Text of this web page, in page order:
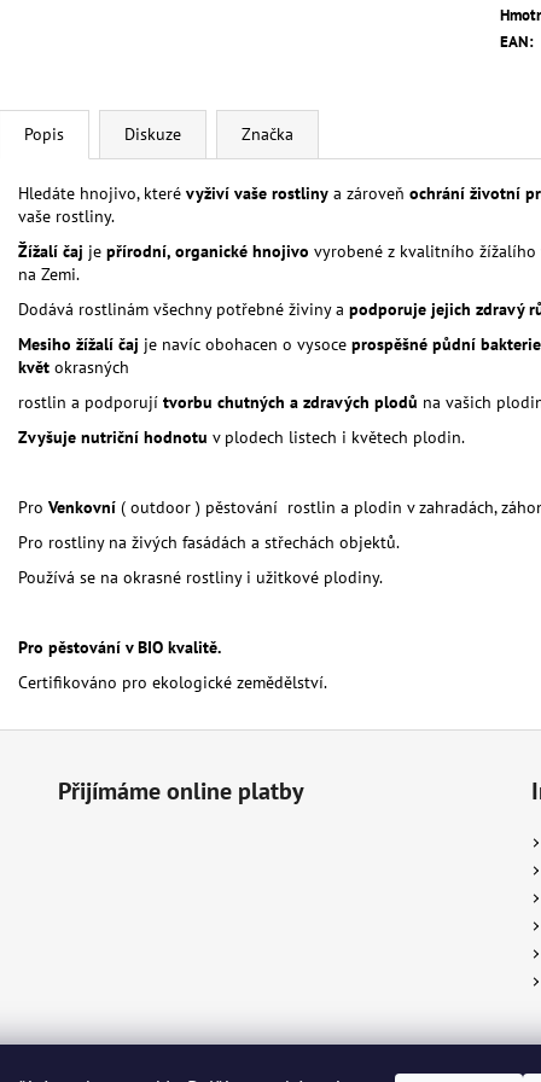
EAN:
Popis Diskuze Značka
Hledáte hnojivo, které vyživí vaše rostliny a zároveň ochrání životní
vaše rostliny.
Žížalí čaj je přírodní, organické hnojivo vyrobené z kvalitního
na Zemi.
Dodává rostlinám všechny potřebné živiny a podporuje jejich zdravý
Mesiho žížalí čaj je navíc obohacen o vysoce prospěšné půdní
květ okrasných
rostlin a podporují tvorbu chutných a zdravých plodů na vašich
Zvyšuje nutriční hodnotu v plodech listech i květech plodin.
Pro Venkovní ( outdoor ) pěstování rostlin a plodin v zahradách,
Pro rostliny na živých fasádách a střechách objektů.
Používá se na okrasné rostliny i užitkové plodiny.
Pro pěstování v BIO kvalitě.
Certifikováno pro ekologické zemědělství.
Přijímáme online platby